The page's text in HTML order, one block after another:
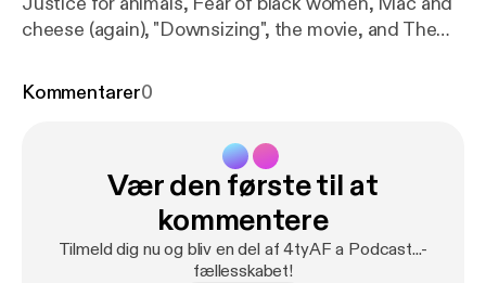
cheese (again), "Downsizing", the movie, and The
questions, Did Kevin hart apologize? How long
listen to our podcast all from our site
www.4tyaf.com
Kommentarer0
Vær den første til at
kommentere
Tilmeld dig nu og bliv en del af 4tyAF a Podcast...-
fællesskabet!